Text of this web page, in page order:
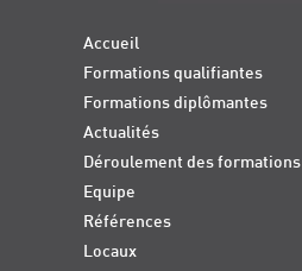
Accueil
Formations qualifiantes
Formations diplômantes
Actualités
Déroulement des formations
Equipe
Références
Locaux